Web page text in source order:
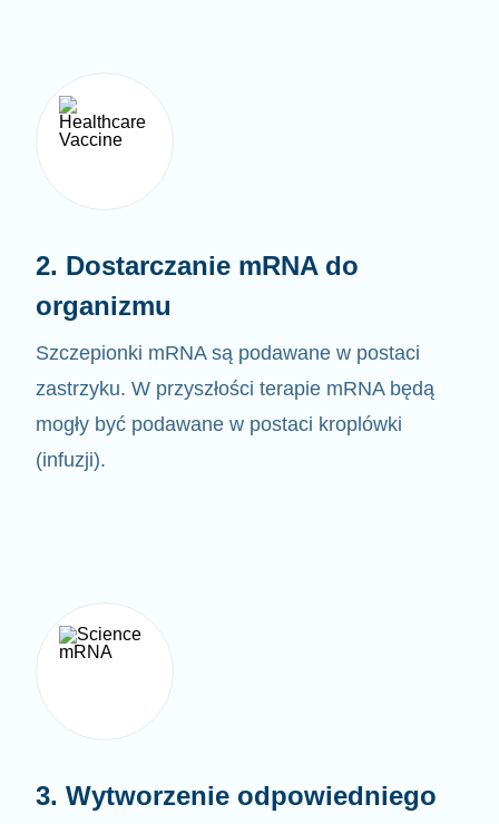
organizmu
Szczepionki mRNA są podawane w postaci
zastrzyku. W przyszłości terapie mRNA będą
mogły być podawane w postaci kroplówki
(infuzji).
białka